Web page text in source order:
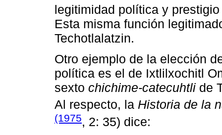
legitimidad política y
Esta misma función
Techotlalatzin.
Otro ejemplo de la elección
política es el de Ixtlilxochitl
sexto chichime-catecuhtli de
Al respecto, la Historia de la
(1975, 2: 35) dice: